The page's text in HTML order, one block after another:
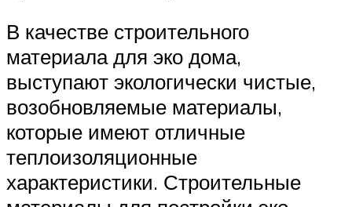
В качестве строительного
материала для эко дома,
выступают экологически чистые,
возобновляемые материалы,
которые имеют отличные
теплоизоляционные
характеристики. Строительные